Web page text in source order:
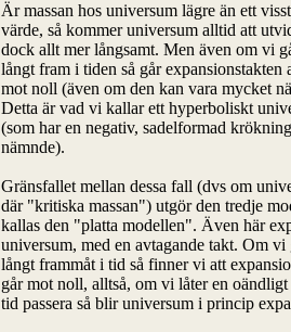
Är massan hos universum lägre än ett
värde, så kommer universum alltid att
dock allt mer långsamt. Men även om vi
långt fram i tiden så går expansionstakten
mot noll (även om den kan vara mycket
Detta är vad vi kallar ett hyperboliskt
(som har en negativ, sadelformad
nämnde).
Gränsfallet mellan dessa fall (dvs om
där "kritiska massan") utgör den tredje
kallas den "platta modellen". Även här
universum, med en avtagande takt. Om vi
långt frammåt i tid så finner vi att
går mot noll, alltså, om vi låter en oändligt
tid passera så blir universum i princip